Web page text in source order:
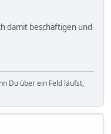
damit beschäftigen und
Du über ein Feld läufst,